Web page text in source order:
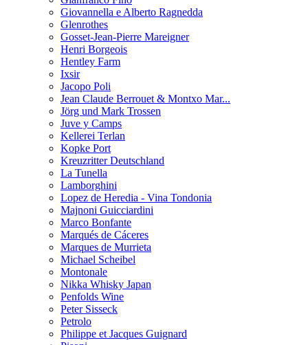
Giovannella e Alberto Ragnedda
Glenrothes
Gosset-Jean-Pierre Mareigner
Henri Borgeois
Hentley Farm
Ixsir
Jacopo Poli
Jean Claude Berrouet & Montxo Mar...
Jörg und Mark Trossen
Juve y Camps
Kellerei Terlan
Kopke Port
Kreuzritter Deutschland
La Tunella
Lamborghini
Lopez de Heredia - Vina Tondonia
Majnoni Guicciardini
Marco Bonfante
Marqués de Cáceres
Marques de Murrieta
Michael Scheibel
Montonale
Nikka Whisky Japan
Penfolds Wine
Peter Sisseck
Petrolo
Philippe et Jacques Guignard